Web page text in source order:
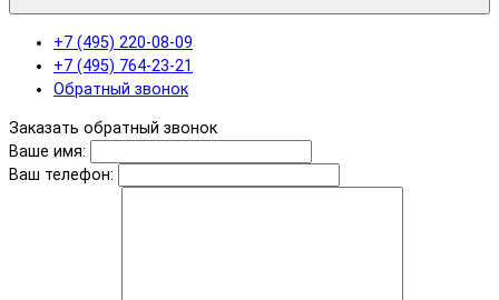
+7 (495) 220-08-09
+7 (495) 764-23-21
Обратный звонок
Заказать обратный звонок
Ваше имя:
Ваш телефон: